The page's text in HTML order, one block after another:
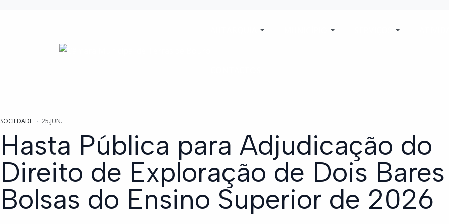
SOCIEDADE 25.JUN.
Hasta Pública para Adjudicação do
Direito de Exploração de Dois
Bolsas do Ensino Superior de 2026